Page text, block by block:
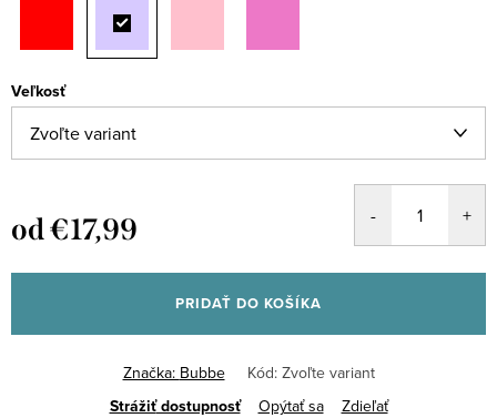
Veľkosť
od€17,99
cena:
PRIDAŤ DO KOŠÍKA
Značka: Bubbe Kód: Zvoľte variant
Opýtať sa
Strážiť Zdieľať